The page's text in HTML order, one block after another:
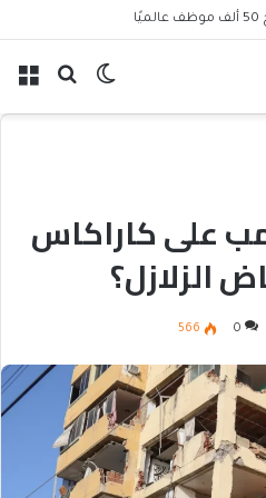
بحث الوضع
على كاراكاس
الزلازل؟
0
566